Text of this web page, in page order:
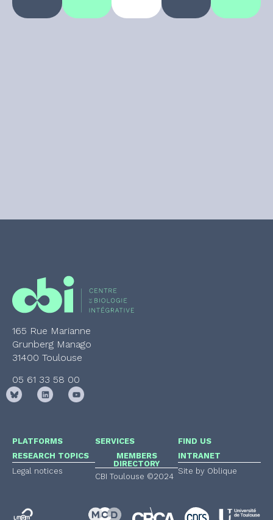
165 Rue Marianne
Grunberg Manago
31400 Toulouse
05 61 33 58 00
PLATFORMS
RESEARCH TOPICS
Legal notices
SERVICES
MEMBERS
DIRECTORY
CBI Toulouse ©2024
FIND US
INTRANET
Site by Oblique